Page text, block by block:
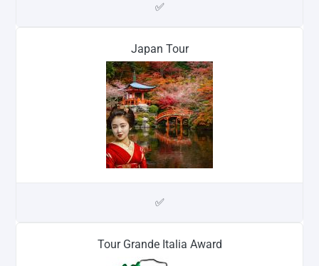
✅
Japan Tour
✅
Tour Grande Italia Award